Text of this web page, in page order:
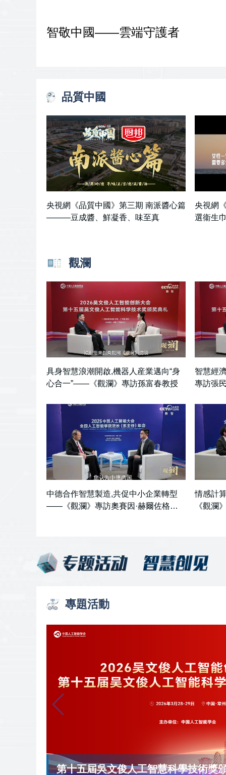
智敬中國——雲端守護者
品質中國
央視網《品質中國》第三期 南派醬心篇
———豆成醬、鮮凝香、味至真
央視網
選衞生
觀瀾
具身智慧浪潮開啟,機器人産業邁向“身
心合一”——《觀瀾》專訪孫富春教授
智慧經
專訪張
中德合作智慧製造,共促中小企業轉型
——《觀瀾》專訪奧賽因·赫爾佐格
情感計
《觀瀾
專題活動
第十五屆吳文俊人工智慧科學技術獎